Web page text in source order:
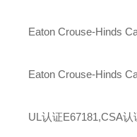
Eaton Crouse-Hinds
Eaton Crouse-Hinds
UL认证E67181,CSA